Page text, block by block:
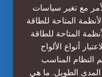
مع تغير سياسات
المتاحة للطاقة
المتاحة للطاقة
أنواع الألواح
النظام المناسب
المدى الطويل. ما هي